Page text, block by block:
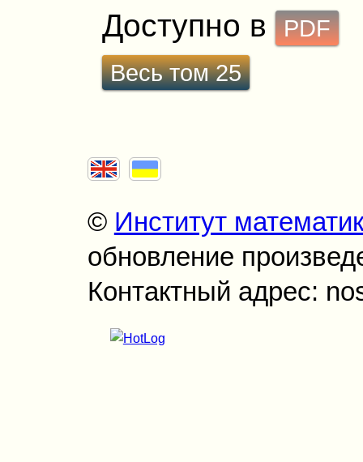
Доступно в
PDF
Весь том 25
© Институт
обновление
Контактный адрес: